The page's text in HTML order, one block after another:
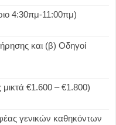
4:30πμ-11:00πμ)
και (β) Οδηγοί
μικτά €1.600 – €1.800)
γενικών καθηκόντων